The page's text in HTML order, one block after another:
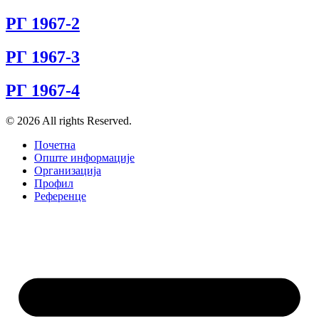
РГ 1967-2
РГ 1967-3
РГ 1967-4
© 2026 All rights Reserved.
Почетна
Опште информације
Организација
Профил
Референце